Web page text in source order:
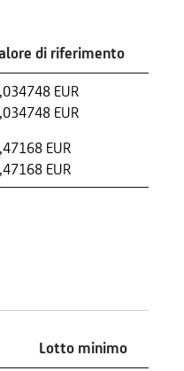
di riferimento
EUR
EUR
EUR
EUR
Lotto minimo